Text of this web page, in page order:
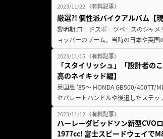
2023/11/22 〈有料記事〉
厳選?! 個性派バイクアルバム【
黎明期:ロードスポーツベースのジャ
ョッパーのブーム。当時の日本や英
2023/11/15 〈有料記事〉
「スタイリッシュ」「設計者
高のネイキッド編】
英国風 ‘85〜 HONDA GB500/400TT/
セパレートハンドルや後退したステ
2023/11/12 〈有料記事〉
ハーレーダビッドソン新型CVO
1977cc! 富士スピードウェイで